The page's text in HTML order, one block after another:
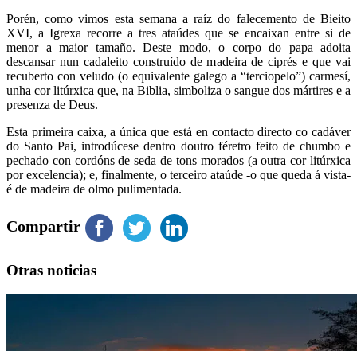
Porén, como vimos esta semana a raíz do falecemento de Bieito
XVI, a Igrexa recorre a tres ataúdes que se encaixan entre si de
menor a maior tamaño. Deste modo, o corpo do papa adoita
descansar nun cadaleito construído de madeira de ciprés e que vai
recuberto con veludo (o equivalente galego a “terciopelo”) carmesí,
unha cor litúrxica que, na Biblia, simboliza o sangue dos mártires e a
presenza de Deus.
Esta primeira caixa, a única que está en contacto directo co cadáver
do Santo Pai, introdúcese dentro doutro féretro feito de chumbo e
pechado con cordóns de seda de tons morados (a outra cor litúrxica
por excelencia); e, finalmente, o terceiro ataúde -o que queda á vista-
é de madeira de olmo pulimentada.
Compartir
Otras noticias